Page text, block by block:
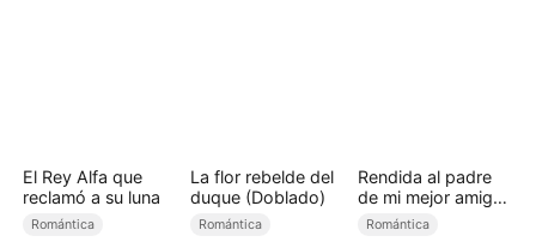
El Rey Alfa que
reclamó a su luna
Romántica
La flor rebelde del
duque (Doblado)
Romántica
Rendida al padre
de mi mejor amiga
(Doblado)
Romántica